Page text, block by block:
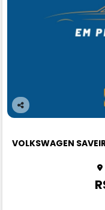
Co
rtil
VOLKSWAGEN